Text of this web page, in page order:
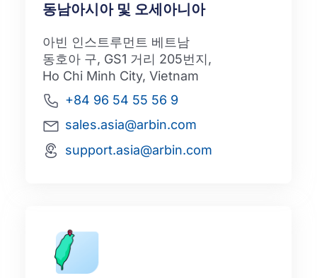
동남아시아 및 오세아니아
아빈 인스트루먼트 베트남
동호아 구, GS1 거리 205번지,
Ho Chi Minh City, Vietnam
+84 96 54 55 56 9
sales.asia@arbin.com
support.asia@arbin.com